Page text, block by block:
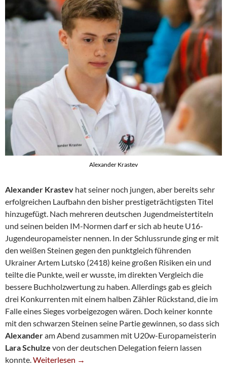
Alexander Krastev
Alexander Krastev hat seiner noch jungen, aber bereits sehr
erfolgreichen Laufbahn den bisher prestigeträchtigsten Titel
hinzugefügt. Nach mehreren deutschen Jugendmeistertiteln
und seinen beiden IM-Normen darf er sich ab heute U16-
Jugendeuropameister nennen. In der Schlussrunde ging er mit
den weißen Steinen gegen den punktgleich führenden
Ukrainer Artem Lutsko (2418) keine großen Risiken ein und
teilte die Punkte, weil er wusste, im direkten Vergleich die
bessere Buchholzwertung zu haben. Allerdings gab es gleich
drei Konkurrenten mit einem halben Zähler Rückstand, die im
Falle eines Sieges vorbeigezogen wären. Doch keiner konnte
mit den schwarzen Steinen seine Partie gewinnen, so dass sich
Alexanderam Abend zusammen mit U20w-Europameisterin
Lara Schulze von der deutschen Delegation feiern lassen
konnte.Alexander Krastev Ist U16-Europameister
Weiterlesen →